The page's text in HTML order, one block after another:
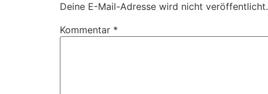
Deine E-Mail-Adresse wird nicht veröffentlicht.
Kommentar *